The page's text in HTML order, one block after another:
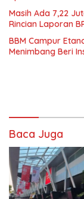
Masih Ada 7,22
Rincian Laporan
BBM Campur
Menimbang Beri
Baca Juga